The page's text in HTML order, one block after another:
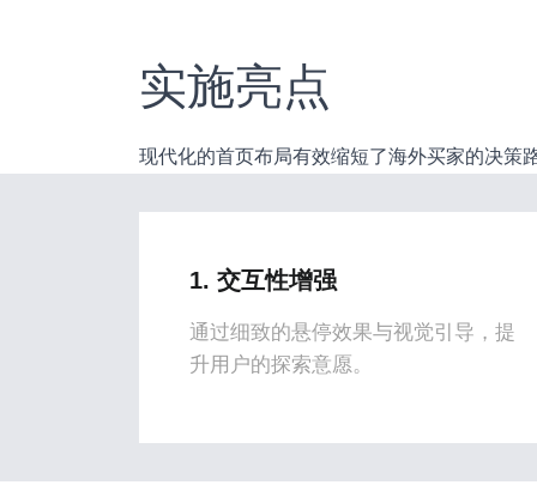
实施亮点
现代化的首页布局有效缩短了海外买家的决策
1. 交互性增强
通过细致的悬停效果与视觉引导，提
升用户的探索意愿。